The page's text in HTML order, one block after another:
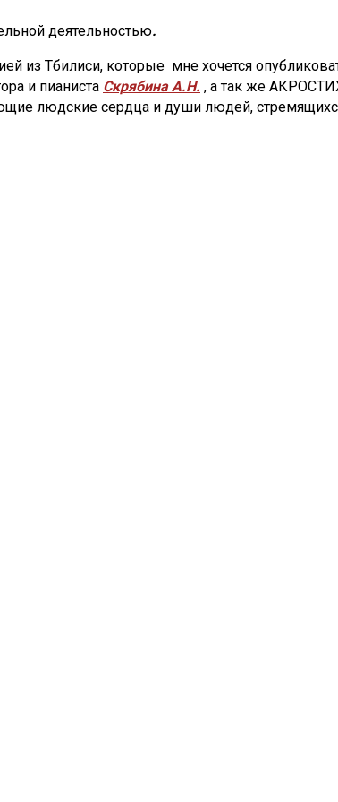
деятельностью.
Тбилиси, которые мне хочется
и пианиста Скрябина А.Н. , а так же
людские сердца и души людей,